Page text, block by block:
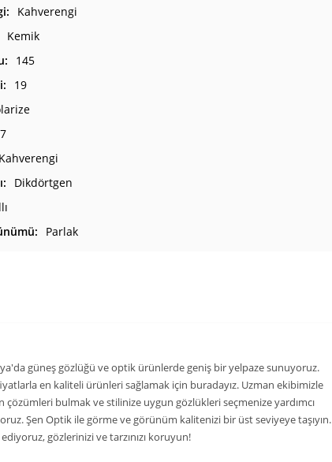
Kahverengi
Kemik
145
19
Kahverengi
Dikdörtgen
Parlak
güneş gözlüğü ve optik ürünlerde geniş bir yelpaze sunuyoruz.
en kaliteli ürünleri sağlamak için buradayız. Uzman ekibimizle
çözümleri bulmak ve stilinize uygun gözlükleri seçmenize yardımcı
Şen Optik ile görme ve görünüm kalitenizi bir üst seviyeye taşıyın.
gözlerinizi ve tarzınızı koruyun!